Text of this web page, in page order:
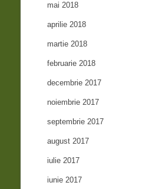
mai 2018
aprilie 2018
martie 2018
februarie 2018
decembrie 2017
noiembrie 2017
septembrie 2017
august 2017
iulie 2017
iunie 2017